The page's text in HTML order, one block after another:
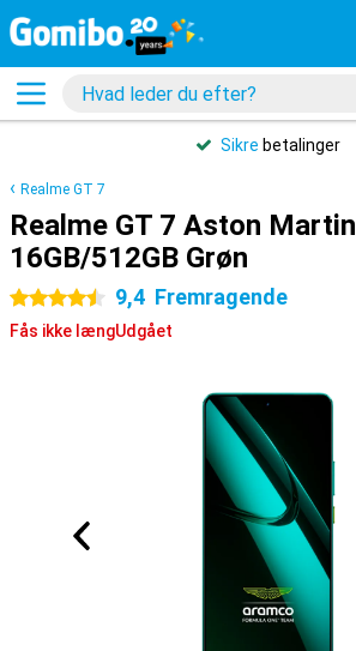
Sikre betalinger
Realme GT 7
Realme GT 7 Aston Martin
16GB/512GB Grøn
4.5 stjerner 9,4 Fremragende
Fås ikke længUdgået